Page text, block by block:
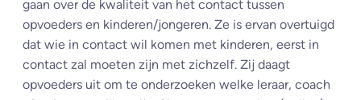
gaan over de kwaliteit van het contact tussen
opvoeders en kinderen/jongeren. Ze is ervan overtuigd
dat wie in contact wil komen met kinderen, eerst in
contact zal moeten zijn met zichzelf. Zij daagt
opvoeders uit om te onderzoeken welke leraar, coach